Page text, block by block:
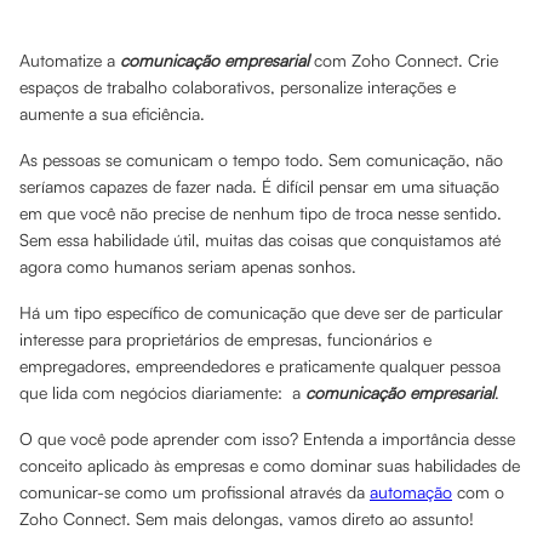
Automatize a comunicação empresarialcom Zoho Connect. Crie
espaços de trabalho colaborativos, personalize interações e
aumente a sua eficiência.
As pessoas se comunicam o tempo todo. Sem comunicação, não
seríamos capazes de fazer nada. É difícil pensar em uma situação
em que você não precise de nenhum tipo de troca nesse sentido.
Sem essa habilidade útil, muitas das coisas que conquistamos até
agora como humanos seriam apenas sonhos.
Há um tipo específico de comunicação que deve ser de particular
interesse para proprietários de empresas, funcionários e
empregadores, empreendedores e praticamente qualquer pessoa
que lida com negócios diariamente: a comunicação empresarial.
O que você pode aprender com isso? Entenda a importância desse
conceito aplicado às empresas e como dominar suas habilidades de
comunicar-se como um profissional através da automação com o
Zoho Connect. Sem mais delongas, vamos direto ao assunto!